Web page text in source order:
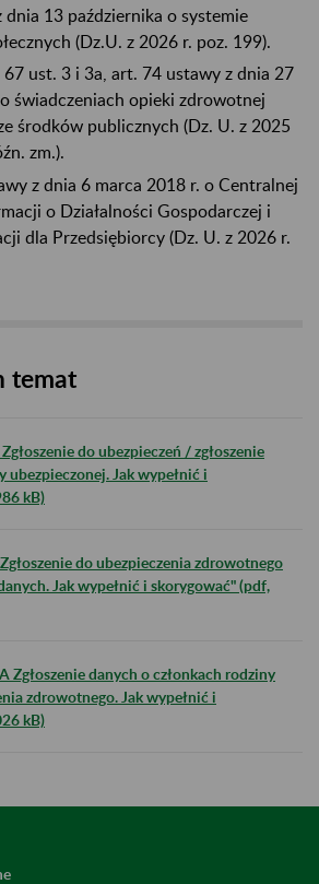
13 października o systemie
(Dz.U. z 2026 r. poz. 199).
ust. 3 i 3a, art. 74 ustawy z dnia 27
świadczeniach opieki zdrowotnej
środków publicznych (Dz. U. z 2025
zm.).
z dnia 6 marca 2018 r. o Centralnej
o Działalności Gospodarczej i
dla Przedsiębiorcy (Dz. U. z 2026 r.
temat
do ubezpieczeń / zgłoszenie
ubezpieczonej. Jak wypełnić i
kB)
do ubezpieczenia zdrowotnego
Jak wypełnić i skorygować" (pdf,
Zgłoszenie danych o członkach rodziny
zdrowotnego. Jak wypełnić i
kB)